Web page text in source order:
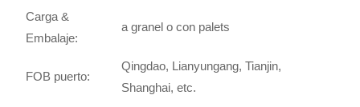
Carga &
Embalaje:
a granel o con palets
FOB puerto:
Qingdao, Lianyungang, Tianjin,
Shanghai, etc.